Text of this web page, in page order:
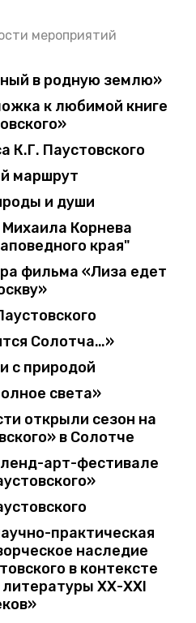
мероприятий
в родную землю»
к любимой книге
К.Г. Паустовского
маршрут
и души
Корнева
края"
фильма «Лиза едет
Солотча…»
с природой
света»
открыли сезон на
в Солотче
арт-фестивале
практическая
наследие
в контексте
литературы ХХ-ХХI